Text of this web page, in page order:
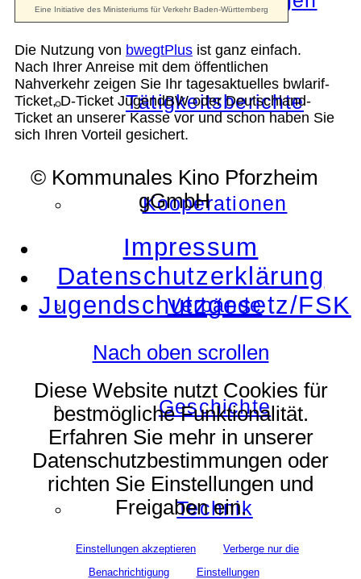
Tätigkeitsberichte
Kooperationen
Verbände
Geschichte
Technik
Die Nutzung von bwegtPlus ist ganz einfach.
Nach Ihrer Anreise mit dem öffentlichen
Nahverkehr zeigen Sie Ihr tagesaktuelles bwlarif-
Ticket, D-Ticket JugendBW oder Deutschland-
Ticket an unserer Kasse vor und schon haben Sie
sich Ihren Vorteil gesichert.
© Kommunales Kino Pforzheim
gGmbH
Impressum
Datenschutzerklärung
Jugendschutzgesetz/FSK
Nach oben scrollen
Diese Website nutzt Cookies für
bestmögliche Funktionalität.
Erfahren Sie mehr in unserer
Datenschutzbestimmungen oder
richten Sie Einstellungen und
Freigaben ein.
Einstellungen akzeptieren
Verberge nur die
Benachrichtigung
Einstellungen